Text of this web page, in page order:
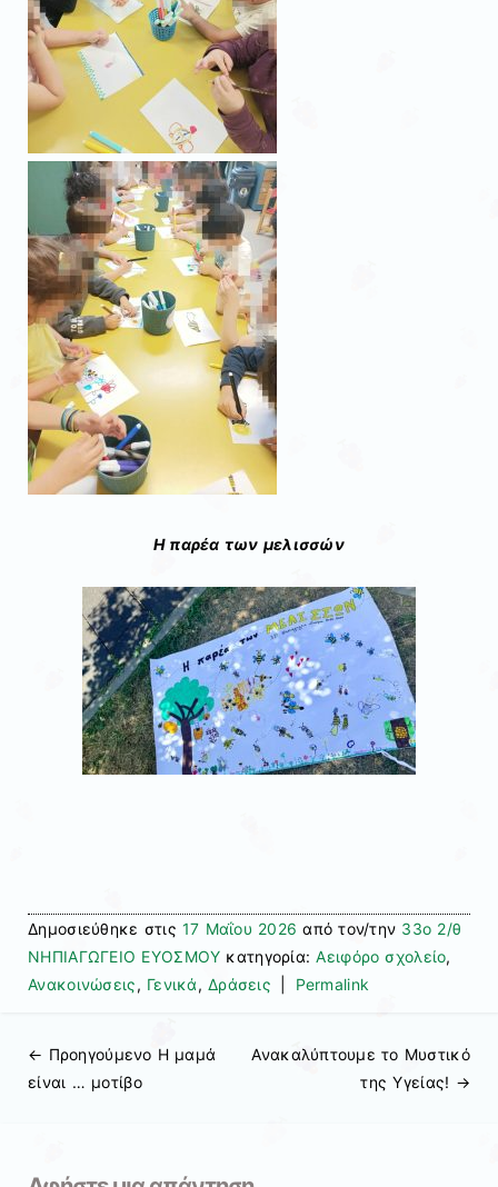
Η παρέα των μελισσών
Δημοσιεύθηκε στις 17 Μαΐου 2026 από τον/την 33ο 2/θ
ΝΗΠΙΑΓΩΓΕΙΟ ΕΥΟΣΜΟΥ κατηγορία:Αειφόρο σχολείο,
Ανακοινώσεις, Γενικά,Δράσεις Permalink
Πλοήγηση άρθρων
← Προηγούμενo Η μαμά
είναι … μοτίβο
Ανακαλύπτουμε το Μυστικό
της Υγείας! →